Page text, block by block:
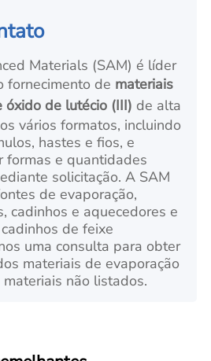
Materials (SAM) é líder
fornecimento de materiais
óxido de lutécio (III) de alta
vários formatos, incluindo
hastes e fios, e
formas e quantidades
solicitação. A SAM
de evaporação,
cadinhos e aquecedores e
de feixe
uma consulta para obter
materiais de evaporação
não listados.